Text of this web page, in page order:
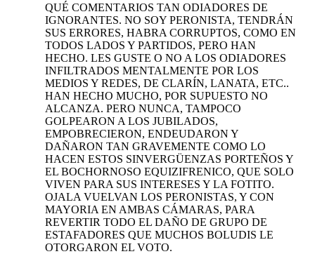
QUÉ COMENTARIOS TAN ODIADORES DE
IGNORANTES. NO SOY PERONISTA, TENDRÁN
SUS ERRORES, HABRA CORRUPTOS, COMO EN
TODOS LADOS Y PARTIDOS, PERO HAN
HECHO. LES GUSTE O NO A LOS ODIADORES
INFILTRADOS MENTALMENTE POR LOS
MEDIOS Y REDES, DE CLARÍN, LANATA, ETC..
HAN HECHO MUCHO, POR SUPUESTO NO
ALCANZA. PERO NUNCA, TAMPOCO
GOLPEARON A LOS JUBILADOS,
EMPOBRECIERON, ENDEUDARON Y
DAÑARON TAN GRAVEMENTE COMO LO
HACEN ESTOS SINVERGÜENZAS PORTEÑOS Y
EL BOCHORNOSO EQUIZIFRENICO, QUE SOLO
VIVEN PARA SUS INTERESES Y LA FOTITO.
OJALA VUELVAN LOS PERONISTAS, Y CON
MAYORIA EN AMBAS CÁMARAS, PARA
REVERTIR TODO EL DAÑO DE GRUPO DE
ESTAFADORES QUE MUCHOS BOLUDIS LE
OTORGARON EL VOTO.